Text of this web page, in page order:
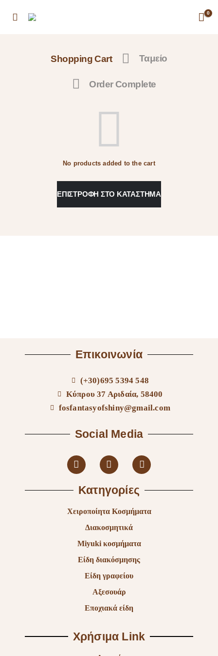
0
Shopping Cart Ταμείο
Order Complete
No products added to the cart
ΕΠΙΣΤΡΟΦΉ ΣΤΟ ΚΑΤΆΣΤΗΜΑ
Επικοινωνία
(+30)695 5394 548
Κύπρου 37 Αριδαία, 58400
fosfantasyofshiny@gmail.com
Social Media
Κατηγορίες
Χειροποίητα Κοσμήματα
Διακοσμητικά
Miyuki κοσμήματα
Είδη διακόσμησης
Είδη γραφείου
Αξεσουάρ
Εποχιακά είδη
Χρήσιμα Link